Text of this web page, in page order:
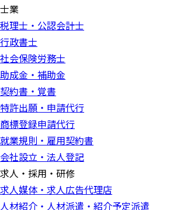
士業
税理士・公認会計士
行政書士
社会保険労務士
助成金・補助金
契約書・覚書
特許出願・申請代行
商標登録申請代行
就業規則・雇用契約書
会社設立・法人登記
求人・採用・研修
求人媒体・求人広告代理店
人材紹介・人材派遣・紹介予定派遣